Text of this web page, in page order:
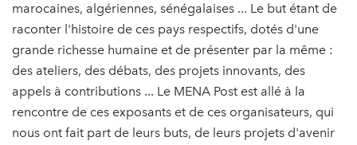
marocaines, algériennes, sénégalaises ... Le but étant de
raconter l'histoire de ces pays respectifs, dotés d'une
grande richesse humaine et de présenter par la même :
des ateliers, des débats, des projets innovants, des
appels à contributions ... Le MENA Post est allé à la
rencontre de ces exposants et de ces organisateurs, qui
nous ont fait part de leurs buts, de leurs projets d'avenir